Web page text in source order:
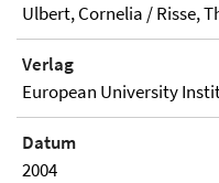
Ulbert, Cornelia / Risse,
Verlag
European University
Datum
2004